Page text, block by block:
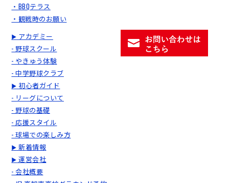
・BBQテラス
・観戦時のお願い
▶ アカデミー
- 野球スクール
- やきゅう体験
- 中学野球クラブ
▶ 初心者ガイド
- リーグについて
- 野球の基礎
- 応援スタイル
- 球場での楽しみ方
▶ 新着情報
▶ 運営会社
- 会社概要